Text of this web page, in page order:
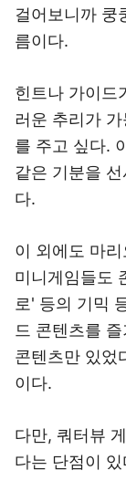
걸어보니까 쿵
름이다.
힌트나 가이드
러운 추리가
를 주고 싶다.
같은 기분을
다.
이 외에도 마
미니게임들도
로' 등의 기믹
드 콘텐츠를
콘텐츠만 있었
이다.
다만, 쿼터뷰
다는 단점이